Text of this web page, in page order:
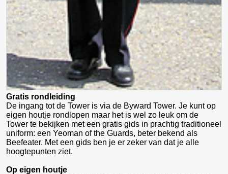
Gratis rondleiding
De ingang tot de Tower is via de Byward Tower. Je kunt op
eigen houtje rondlopen maar het is wel zo leuk om de
Tower te bekijken met een gratis gids in prachtig traditioneel
uniform: een Yeoman of the Guards, beter bekend als
Beefeater. Met een gids ben je er zeker van dat je alle
hoogtepunten ziet.
Op eigen houtje